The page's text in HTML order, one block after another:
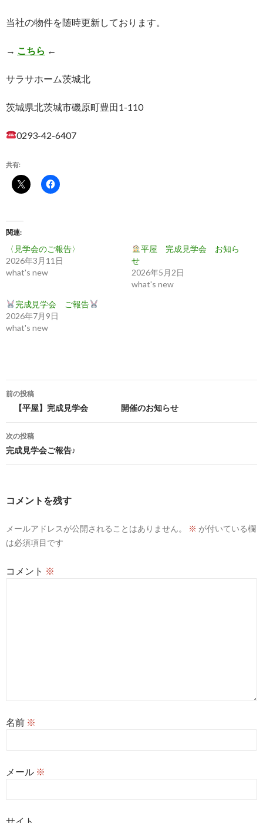
当社の物件を随時更新しております。
→ こちら ←
サラサホーム茨城北
茨城県北茨城市磯原町豊田1-110
0293-42-6407
共有:
関連
〈見学会のご報告〉
2026年3月11日
what's new
平屋 完成見学会 お知ら
せ
2026年5月2日
what's new
完成見学会 ご報告
2026年7月9日
what's new
投
稿
ナ
ビ
ゲ
ョ
前の投稿
【平屋】完成見学会 開催のお知らせ
次の投稿
完成見学会ご報告♪
コメントを残す
メールアドレスが公開されることはありません。 ※ が付いている欄
は必須項目です
コメント ※
名前 ※
メール ※
サイト